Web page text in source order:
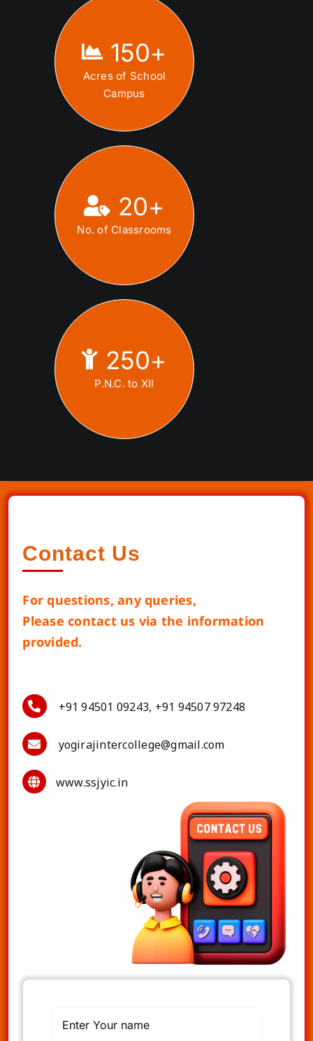
150+
Acres of School
Campus
20+
No. of Classrooms
250+
P.N.C. to XII
Contact Us
For questions, any queries,
Please contact us via the information
provided.
+91 94501 09243, +91 94507 97248
yogirajintercollege@gmail.com
www.ssjyic.in